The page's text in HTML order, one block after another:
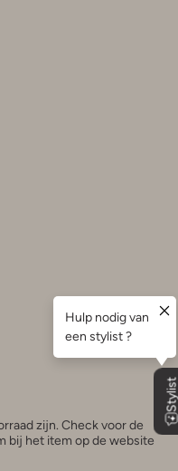
zijn. Check voor de
bij het item op de website